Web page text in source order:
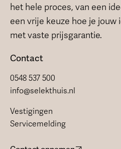
het hele proces, van een
een vrije keuze hoe je jouw
met vaste prijsgarantie.
Contact
0548 537 500
info@selekthuis.nl
Vestigingen
Servicemelding